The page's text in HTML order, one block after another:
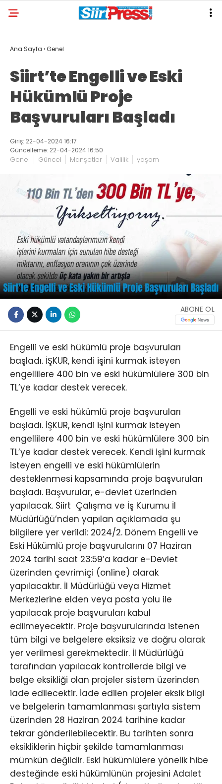
Ana Sayfa ›Genel
Siirt’te Engelli ve Eski
Hükümlü Proje
Başvuruları Başladı
Giriş: 22-04-2024 16:17
Güncelleme: 22-04-2024 16:50
Genel Güncel Manşetler Valilik yaşam
ABONE OL
Engelli ve eski hükümlü proje başvuruları
başladı. İŞKUR, kendi işini kurmak isteyen
engellilere 400 bin ve eski hükümlülere 300 bin
TL’ye kadar destek verecek.
Engelli ve eski hükümlü proje başvuruları
başladı. İŞKUR, kendi işini kurmak isteyen
engellilere 400 bin ve eski hükümlülere 300 bin
TL’ye kadar destek verecek. Kendi işini kurmak
isteyen engelli ve eski hükümlülerin
desteklenmesi kapsamında proje başvuruları
başladı. Başvurular, e-devlet üzerinden
yapılacak. Siirt Çalışma ve İş Kurumu İl
Müdürlüğü’nden yapılan açıklamada şu
bilgilere yer verildi: 2024/2. Dönem Engelli ve
Eski Hükümlü proje başvurularını 07 Haziran
2024 tarihi saat 23:59’a kadar e-Devlet
üzerinden çevrimiçi (online) olarak
yapılacaktır. İl Müdürlüğü veya Hizmet
Merkezlerine elden veya posta yolu ile
yapılacak proje başvuruları kabul
edilmeyecektir. Proje başvurularında istenen
tüm bilgi ve belgelere eksiksiz ve doğru olarak
yer verilmesi gerekmektedir. İl Müdürlüğü
tarafından yapılacak kontrollerde bilgi ve
belge eksikliği olan projeler sistem üzerinden
iade edilecektir. İade edilen projeler eksik bilgi
ve belgelerin tamamlanması şartıyla sistem
üzerinden 28 Haziran 2024 tarihine kadar
tekrar gönderilebilecektir. Bu tarihten sonra
eksikliklerin hiçbir şekilde tamamlanması
mümkün değildir. Eski hükümlülere yönelik hibe
desteğinde eski hükümlünün projesini Adalet